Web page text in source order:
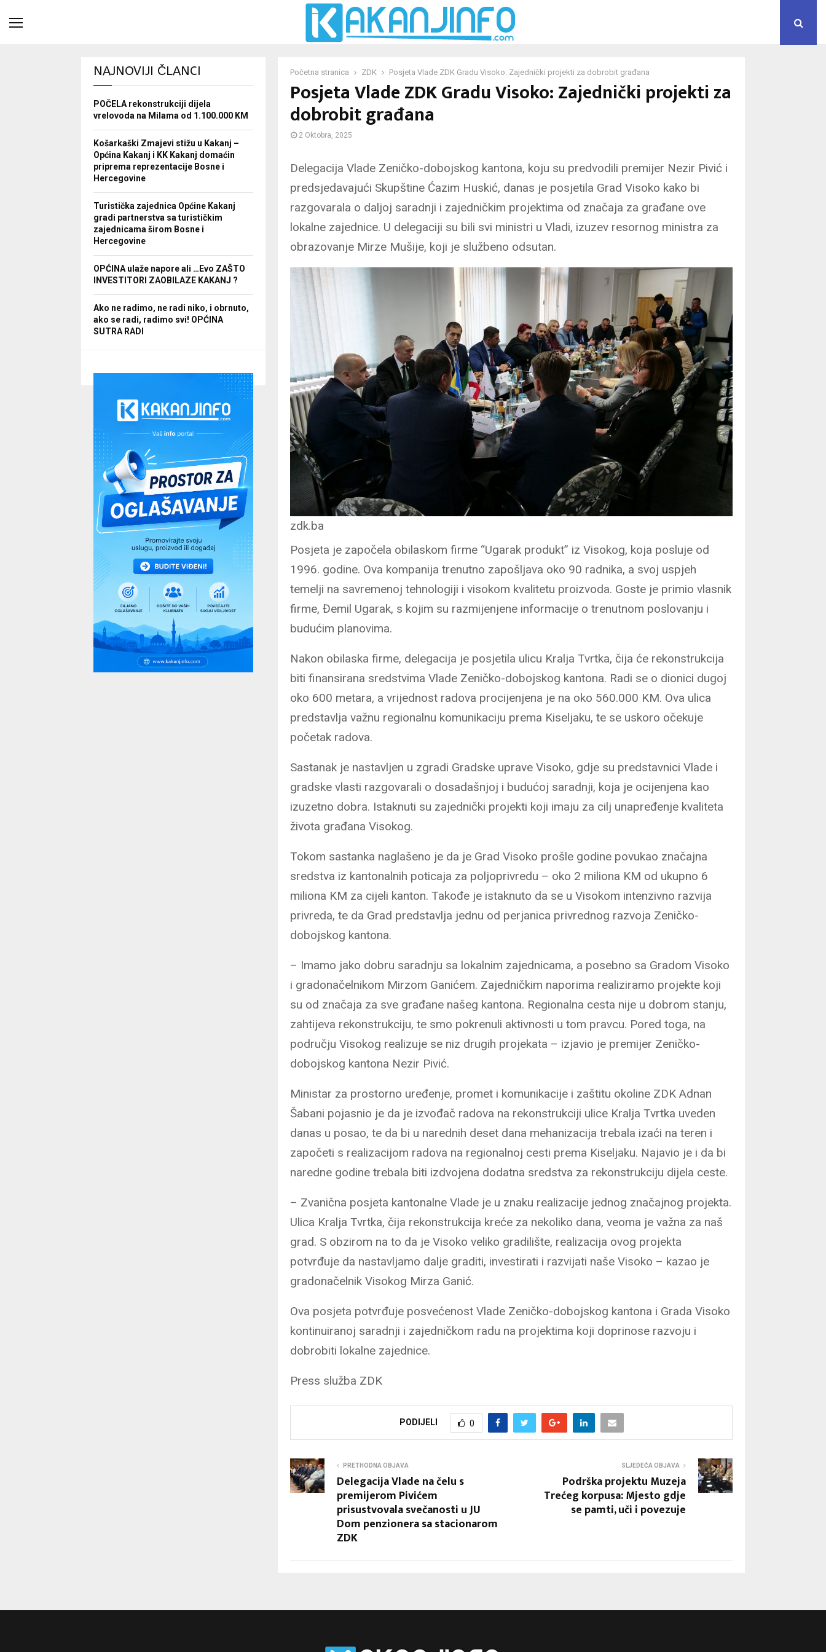
Početna stranica ZDK Posjeta Vlade ZDK Gradu Visoko: Zajednički projekti za dobrobit građana
Posjeta Vlade ZDK Gradu Visoko: Zajednički projekti za
dobrobit građana
2 Oktobra, 2025
Delegacija Vlade Zeničko-dobojskog kantona, koju su predvodili premijer Nezir Pivić i
predsjedavajući Skupštine Ćazim Huskić, danas je posjetila Grad Visoko kako bi
razgovarala o daljoj saradnji i zajedničkim projektima od značaja za građane ove
lokalne zajednice. U delegaciji su bili svi ministri u Vladi, izuzev resornog ministra za
obrazovanje Mirze Mušije, koji je službeno odsutan.
zdk.ba
Posjeta je započela obilaskom firme “Ugarak produkt” iz Visokog, koja posluje od
1996. godine. Ova kompanija trenutno zapošljava oko 90 radnika, a svoj uspjeh
temelji na savremenoj tehnologiji i visokom kvalitetu proizvoda. Goste je primio vlasnik
firme, Đemil Ugarak, s kojim su razmijenjene informacije o trenutnom poslovanju i
budućim planovima.
Nakon obilaska firme, delegacija je posjetila ulicu Kralja Tvrtka, čija će rekonstrukcija
biti finansirana sredstvima Vlade Zeničko-dobojskog kantona. Radi se o dionici dugoj
oko 600 metara, a vrijednost radova procijenjena je na oko 560.000 KM. Ova ulica
predstavlja važnu regionalnu komunikaciju prema Kiseljaku, te se uskoro očekuje
početak radova.
Sastanak je nastavljen u zgradi Gradske uprave Visoko, gdje su predstavnici Vlade i
gradske vlasti razgovarali o dosadašnjoj i budućoj saradnji, koja je ocijenjena kao
izuzetno dobra. Istaknuti su zajednički projekti koji imaju za cilj unapređenje kvaliteta
života građana Visokog.
Tokom sastanka naglašeno je da je Grad Visoko prošle godine povukao značajna
sredstva iz kantonalnih poticaja za poljoprivredu – oko 2 miliona KM od ukupno 6
miliona KM za cijeli kanton. Takođe je istaknuto da se u Visokom intenzivno razvija
privreda, te da Grad predstavlja jednu od perjanica privrednog razvoja Zeničko-
dobojskog kantona.
– Imamo jako dobru saradnju sa lokalnim zajednicama, a posebno sa Gradom Visoko
i gradonačelnikom Mirzom Ganićem. Zajedničkim naporima realiziramo projekte koji
su od značaja za sve građane našeg kantona. Regionalna cesta nije u dobrom stanju,
zahtijeva rekonstrukciju, te smo pokrenuli aktivnosti u tom pravcu. Pored toga, na
području Visokog realizuje se niz drugih projekata – izjavio je premijer Zeničko-
dobojskog kantona Nezir Pivić.
Ministar za prostorno uređenje, promet i komunikacije i zaštitu okoline ZDK Adnan
Šabani pojasnio je da je izvođač radova na rekonstrukciji ulice Kralja Tvrtka uveden
danas u posao, te da bi u narednih deset dana mehanizacija trebala izaći na teren i
započeti s realizacijom radova na regionalnoj cesti prema Kiseljaku. Najavio je i da bi
naredne godine trebala biti izdvojena dodatna sredstva za rekonstrukciju dijela ceste.
– Zvanična posjeta kantonalne Vlade je u znaku realizacije jednog značajnog projekta.
Ulica Kralja Tvrtka, čija rekonstrukcija kreće za nekoliko dana, veoma je važna za naš
grad. S obzirom na to da je Visoko veliko gradilište, realizacija ovog projekta
potvrđuje da nastavljamo dalje graditi, investirati i razvijati naše Visoko – kazao je
gradonačelnik Visokog Mirza Ganić.
Ova posjeta potvrđuje posvećenost Vlade Zeničko-dobojskog kantona i Grada Visoko
kontinuiranoj saradnji i zajedničkom radu na projektima koji doprinose razvoju i
dobrobiti lokalne zajednice.
Press služba ZDK
PODIJELI 0
PRETHODNA OBJAVA
Delegacija Vlade na čelu s
premijerom Pivićem
prisustvovala svečanosti u JU
Dom penzionera sa stacionarom
ZDK
SLJEDEĆA OBJAVA
Podrška projektu Muzeja
Trećeg korpusa: Mjesto gdje
se pamti, uči i povezuje
NAJNOVIJI ČLANCI
POČELA rekonstrukciji dijela
vrelovoda na Milama od 1.100.000 KM
Košarkaški Zmajevi stižu u Kakanj –
Općina Kakanj i KK Kakanj domaćin
priprema reprezentacije Bosne i
Hercegovine
Turistička zajednica Općine Kakanj
gradi partnerstva sa turističkim
zajednicama širom Bosne i
Hercegovine
OPĆINA ulaže napore ali …Evo ZAŠTO
INVESTITORI ZAOBILAZE KAKANJ ?
Ako ne radimo, ne radi niko, i obrnuto,
ako se radi, radimo svi! OPĆINA
SUTRA RADI